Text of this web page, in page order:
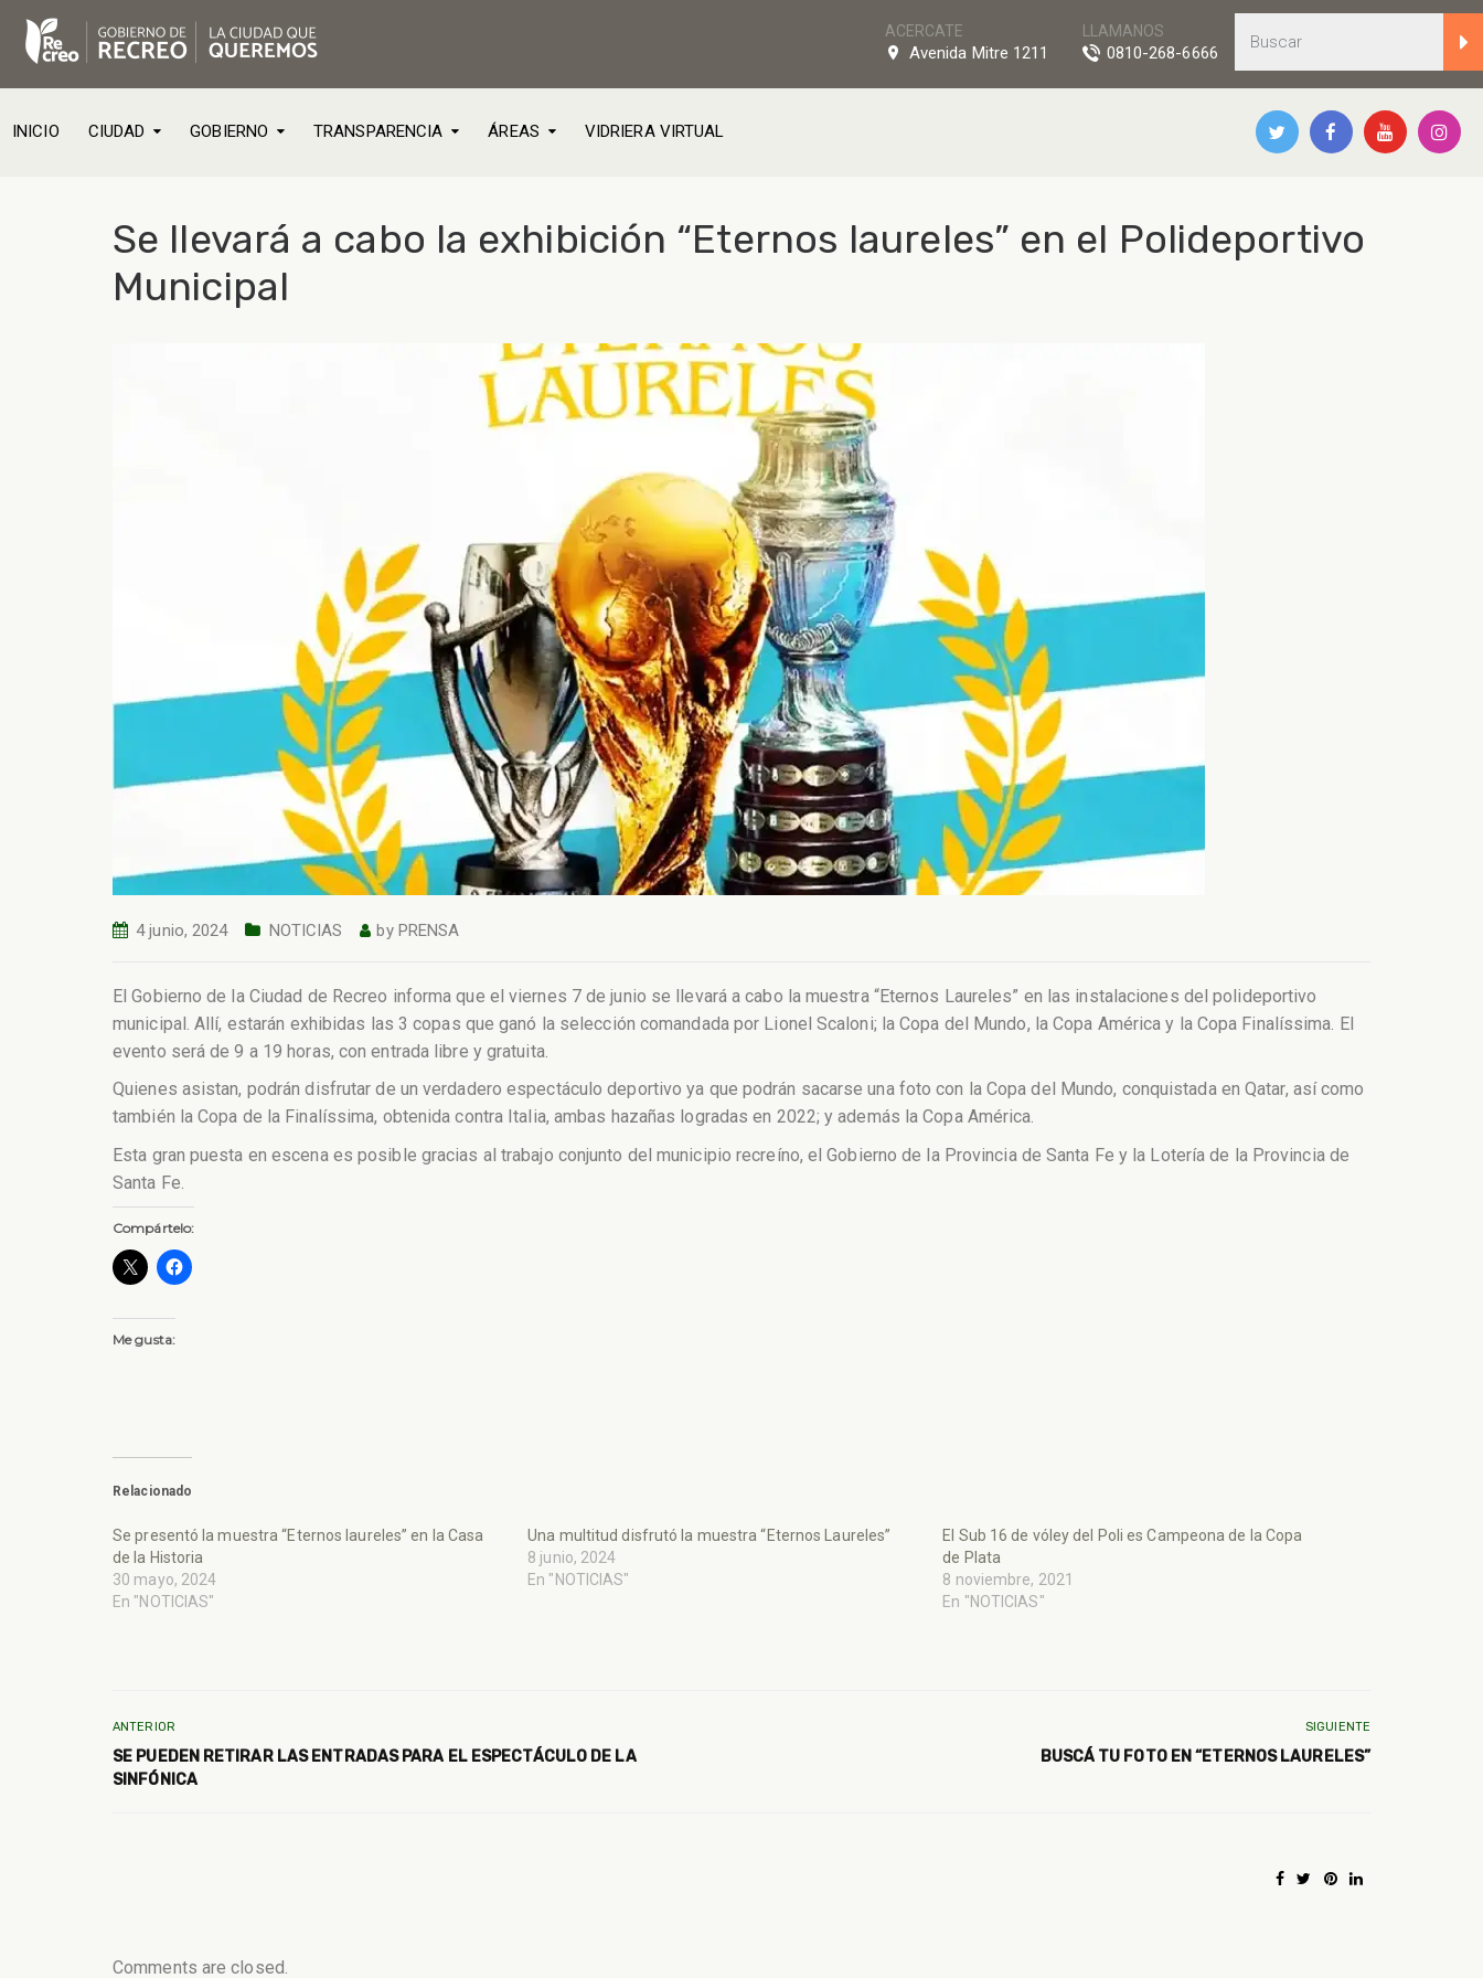
LLAMANOS
0810-268-6666
ACERCATE
Avenida Mitre 1211
INICIO CIUDAD GOBIERNO TRANSPARENCIA ÁREAS VIDRIERA VIRTUAL
Se llevará a cabo la exhibición “Eternos laureles” en el Polideportivo
Municipal
4 junio, 2024 NOTICIAS by PRENSA
El Gobierno de la Ciudad de Recreo informa que el viernes 7 de junio se llevará a cabo la muestra “Eternos Laureles” en las instalaciones del polideportivo
municipal. Allí, estarán exhibidas las 3 copas que ganó la selección comandada por Lionel Scaloni; la Copa del Mundo, la Copa América y la Copa Finalíssima. El
evento será de 9 a 19 horas, con entrada libre y gratuita.
Quienes asistan, podrán disfrutar de un verdadero espectáculo deportivo ya que podrán sacarse una foto con la Copa del Mundo, conquistada en Qatar, así como
también la Copa de la Finalíssima, obtenida contra Italia, ambas hazañas logradas en 2022; y además la Copa América.
Esta gran puesta en escena es posible gracias al trabajo conjunto del municipio recreíno, el Gobierno de la Provincia de Santa Fe y la Lotería de la Provincia de
Santa Fe.
Compártelo:
Me gusta:
Relacionado
Se presentó la muestra “Eternos laureles” en la Casa
de la Historia
30 mayo, 2024
En "NOTICIAS"
Una multitud disfrutó la muestra “Eternos Laureles”
8 junio, 2024
En "NOTICIAS"
El Sub 16 de vóley del Poli es Campeona de la Copa
de Plata
8 noviembre, 2021
En "NOTICIAS"
ANTERIOR
SE PUEDEN RETIRAR LAS ENTRADAS PARA EL ESPECTÁCULO DE LA
SINFÓNICA
SIGUIENTE
BUSCÁ TU FOTO EN “ETERNOS LAURELES”
Comments are closed.